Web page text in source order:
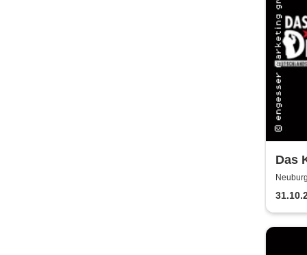
Das